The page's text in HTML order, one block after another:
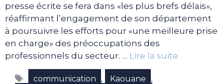
presse écrite se fera dans «les plus brefs délais»,
réaffirmant l’engagement de son département
à poursuivre les efforts pour «une meilleure prise
en charge» des préoccupations des
professionnels du secteur. … Lire la suite
Étiquettes
communication , Kaouane ,